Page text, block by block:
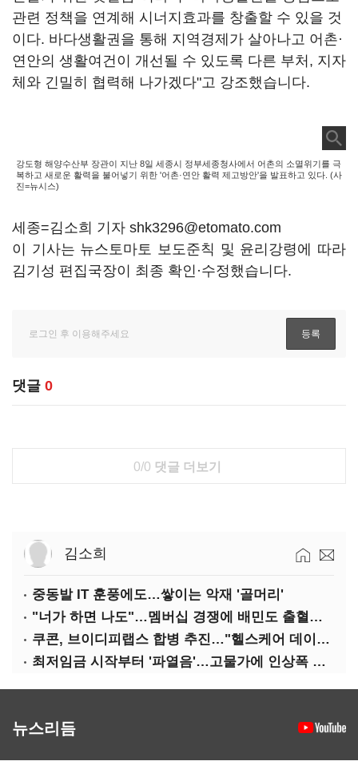
관련 정책을 연계해 시너지효과를 창출할 수 있을 것
이다. 바다생활권을 통해 지역경제가 살아나고 어촌·
연안의 생활여건이 개선될 수 있도록 다른 부처, 지자
체와 긴밀히 협력해 나가겠다"고 강조했습니다.
강도형 해양수산부 장관이 지난 8일 세종시 정부세종청사에서 어촌의 소멸위기를 극
복하고 새로운 활력을 불어넣기 위한 '어촌·연안 활력 제고방안'을 발표하고 있다. (사
진=뉴시스)
세종=김소희 기자 shk3296@etomato.com
이 기사는 뉴스토마토 보도준칙 및 윤리강령에 따라
김기성 편집국장이 최종 확인·수정했습니다.
댓글 0
0/0 댓글 더보기
김소희
중동발 IT 훈풍에도…쌓이는 악재 '골머리'
"너가 하면 나도"…멤버십 경쟁에 배민도 출혈경쟁
쿠콘, 브이디피랩스 합병 추진…"헬스케어 데이터 플랫폼 확대"
최저임금 시작부터 '파열음'…고물가에 인상폭 갈등
뉴스리듬